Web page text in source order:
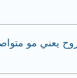
يعني مو